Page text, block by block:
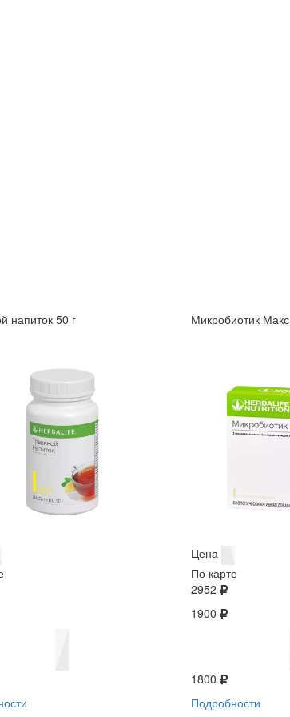
напиток 50 г
Микробиотик Макс
Цена
По карте
2952
1900
1800
Подробности